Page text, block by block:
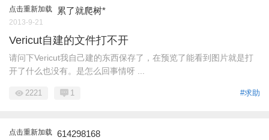
点击重新加载 累了就爬树*
2013-9-21
Vericut自建的文件打不开
请问下Vericut我自己建的东西保存了，在预览了能看到图片就是打
开了什么也没有。是怎么回事情呀 ...
#求助
2221 1
点击重新加载 614298168